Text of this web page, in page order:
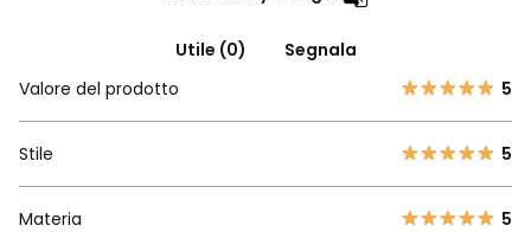
Utile (0)
Segnala
Valore del prodotto
5
Stile 5
Materia 5